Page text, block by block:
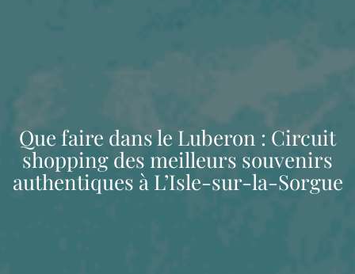
Que faire dans le Luberon : Circuit
shopping des meilleurs souvenirs
authentiques à L’Isle-sur-la-Sorgue